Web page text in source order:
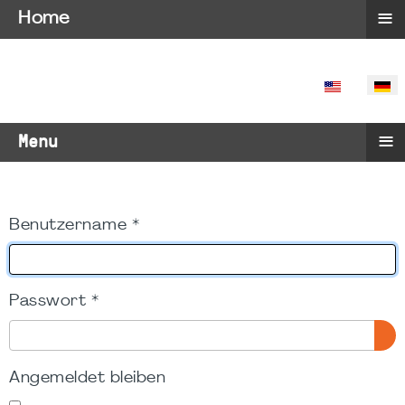
SPRACHE
Menu ≡
Benutzername *
Passwort *
Angemeldet bleiben
Home ≡